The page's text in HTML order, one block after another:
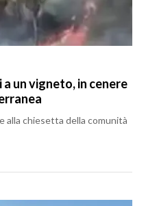
un vigneto, in cenere
alla chiesetta della comunità